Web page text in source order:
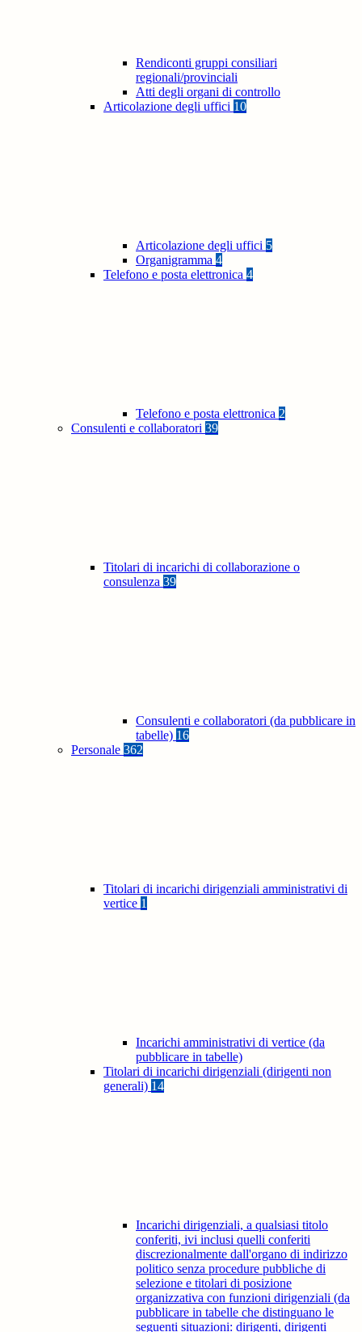
Rendiconti gruppi consiliari
regionali/provinciali
Atti degli organi di controllo
Articolazione degli uffici 10
Articolazione degli uffici 5
Organigramma 4
Telefono e posta elettronica 4
Telefono e posta elettronica 2
Consulenti e collaboratori 39
Titolari di incarichi di collaborazione o
consulenza 39
Consulenti e collaboratori (da pubblicare in
tabelle) 16
Personale 362
Titolari di incarichi dirigenziali amministrativi di
vertice 1
Incarichi amministrativi di vertice (da
pubblicare in tabelle)
Titolari di incarichi dirigenziali (dirigenti non
generali) 14
Incarichi dirigenziali, a qualsiasi titolo
conferiti, ivi inclusi quelli conferiti
discrezionalmente dall'organo di indirizzo
politico senza procedure pubbliche di
selezione e titolari di posizione
organizzativa con funzioni dirigenziali (da
pubblicare in tabelle che distinguano le
seguenti situazioni: dirigenti, dirigenti